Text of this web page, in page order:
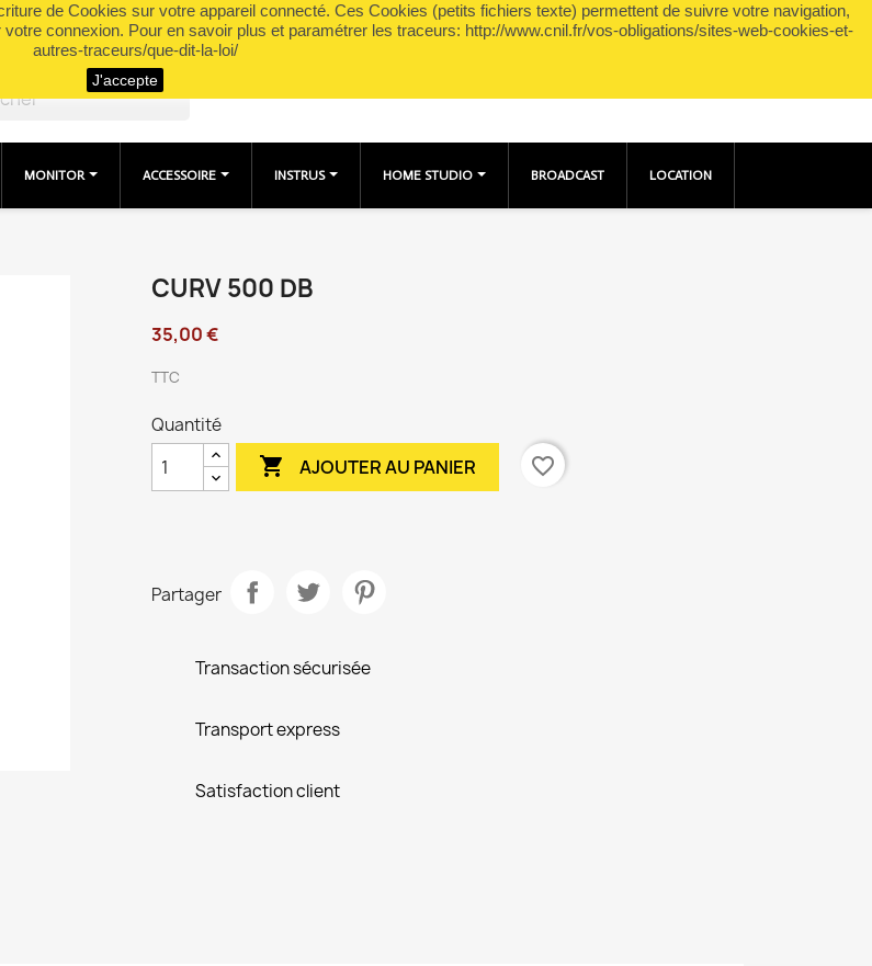
de Cookies sur votre appareil connecté. Ces Cookies (petits fichiers texte) permettent de suivre votre navigation,
connexion. Pour en savoir plus et paramétrer les traceurs: http://www.cnil.fr/vos-obligations/sites-web-cookies-et-
autres-traceurs/que-dit-la-loi/
J'accepte
Connexion shopping_cartPanier(0)
MONITOR ACCESSOIRE INSTRUS HOME STUDIO BROADCAST LOCATION
CURV 500 DB
35,00 €
TTC
Quantité
 AJOUTER AU PANIER favorite_border
Partager
Transaction sécurisée
Transport express
Satisfaction client